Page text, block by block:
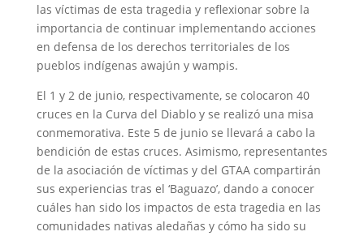
las víctimas de esta tragedia y reflexionar sobre la
importancia de continuar implementando acciones
en defensa de los derechos territoriales de los
pueblos indígenas awajún y wampis.
El 1 y 2 de junio, respectivamente, se colocaron 40
cruces en la Curva del Diablo y se realizó una misa
conmemorativa. Este 5 de junio se llevará a cabo la
bendición de estas cruces. Asimismo, representantes
de la asociación de víctimas y del GTAA compartirán
sus experiencias tras el ‘Baguazo’, dando a conocer
cuáles han sido los impactos de esta tragedia en las
comunidades nativas aledañas y cómo ha sido su